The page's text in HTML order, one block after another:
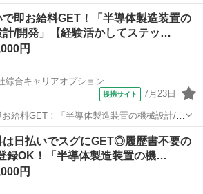
入力」高時給1350円！六原周辺！20代～40
社で働き
事務
で即お給料GET！「半導体製造装置の
計/開発」【経験活かしてステッ…
円
綜合キャリアオプション
提携サイト 7月23日
給料GET！「半導体製造装置の機械設計/開
プUP！！】プライベートも充実♪土日祝
事務
は日払いでスグにGET◎履歴書不要の
録OK！「半導体製造装置の機…
円